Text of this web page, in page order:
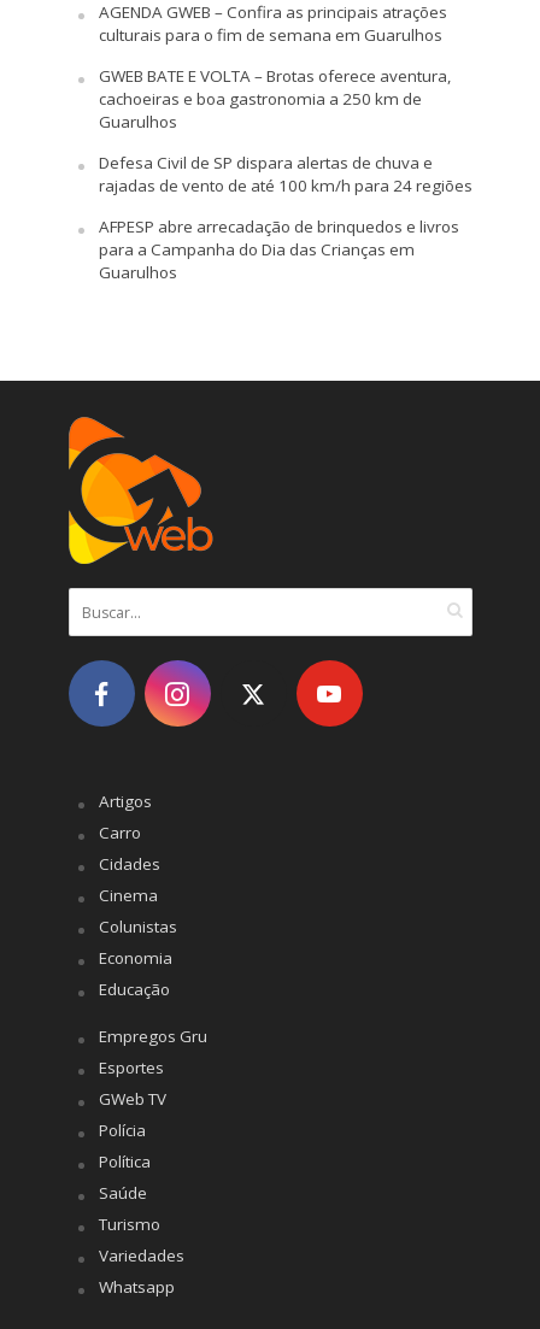
AGENDA GWEB – Confira as principais atrações
culturais para o fim de semana em Guarulhos
GWEB BATE E VOLTA – Brotas oferece aventura,
cachoeiras e boa gastronomia a 250 km de
Guarulhos
Defesa Civil de SP dispara alertas de chuva e
rajadas de vento de até 100 km/h para 24 regiões
AFPESP abre arrecadação de brinquedos e livros
para a Campanha do Dia das Crianças em
Guarulhos
Artigos
Carro
Cidades
Cinema
Colunistas
Economia
Educação
Empregos Gru
Esportes
GWeb TV
Polícia
Política
Saúde
Turismo
Variedades
Whatsapp